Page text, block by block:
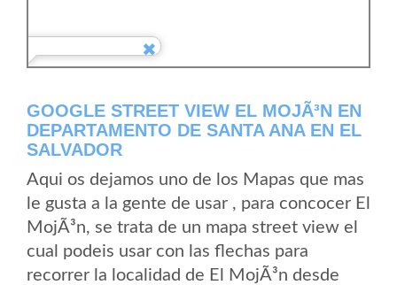
GOOGLE STREET VIEW EL MOJÃ³N EN
DEPARTAMENTO DE SANTA ANA EN EL
SALVADOR
Aqui os dejamos uno de los Mapas que mas
le gusta a la gente de usar , para concocer El
MojÃ³n, se trata de un mapa street view el
cual podeis usar con las flechas para
recorrer la localidad de El MojÃ³n desde